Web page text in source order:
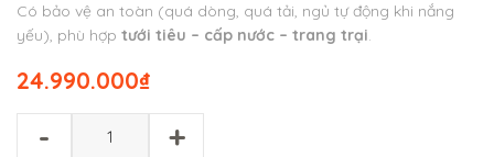
Có bảo vệ an toàn (quá dòng, quá tải, ngủ tự động khi nắng
yếu), phù hợp tưới tiêu – cấp nước – trang trại.
₫
24.990.000
- +